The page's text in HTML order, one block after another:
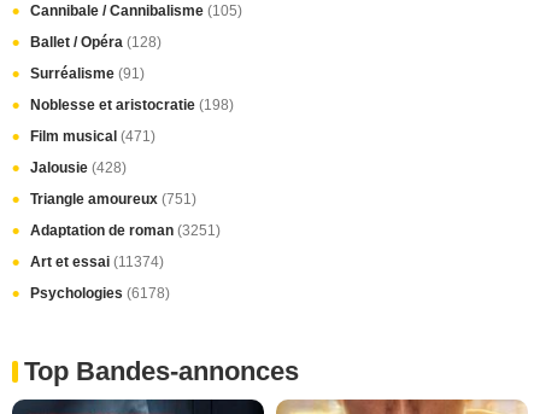
Cannibale / Cannibalisme (105)
Ballet / Opéra (128)
Surréalisme (91)
Noblesse et aristocratie (198)
Film musical (471)
Jalousie (428)
Triangle amoureux (751)
Adaptation de roman (3251)
Art et essai (11374)
Psychologies (6178)
Top Bandes-annonces